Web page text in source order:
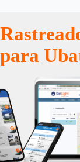
para